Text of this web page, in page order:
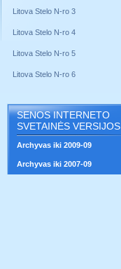
Litova Stelo N-ro 3
Litova Stelo N-ro 4
Litova Stelo N-ro 5
Litova Stelo N-ro 6
SENOS INTERNETO
SVETAINĖS VERSIJOS
Archyvas iki 2009-09
Archyvas iki 2007-09